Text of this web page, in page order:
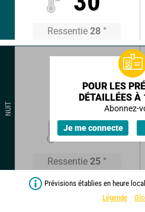
Ressentie 28 °
NUIT
23°
Ressentie 25 °
POUR LES
DÉTAILLÉES À
Abonnez-
Je me connecte
Prévisions établies en heure
Légende